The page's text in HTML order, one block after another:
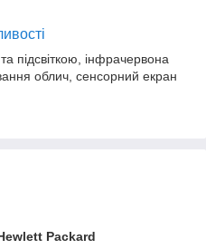
підсвіткою, інфрачервона
облич, сенсорний екран
Packard